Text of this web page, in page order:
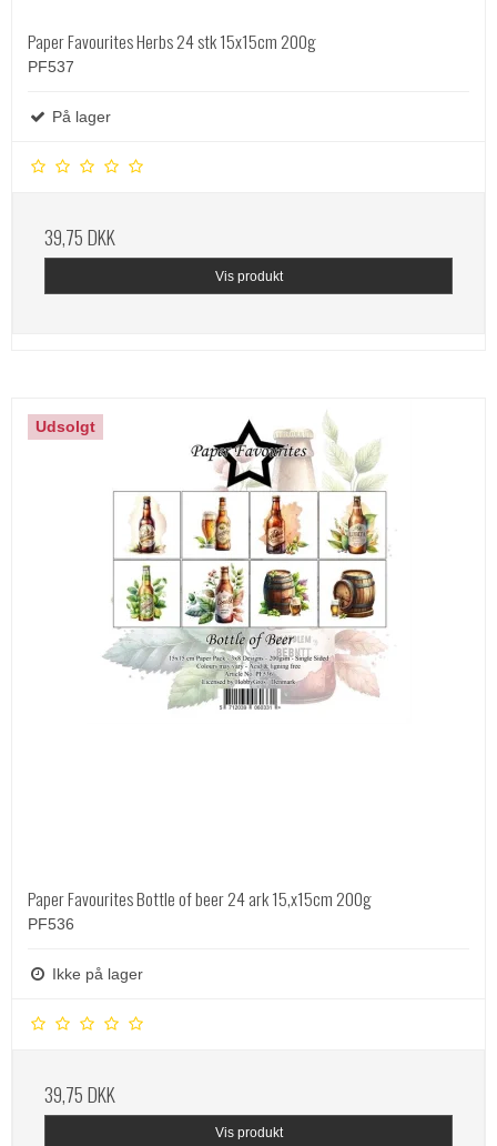
Paper Favourites Herbs 24 stk 15x15cm 200g
PF537
På lager
39,75 DKK
Vis produkt
Udsolgt
Paper Favourites Bottle of beer 24 ark 15,x15cm 200g
PF536
Ikke på lager
39,75 DKK
Vis produkt